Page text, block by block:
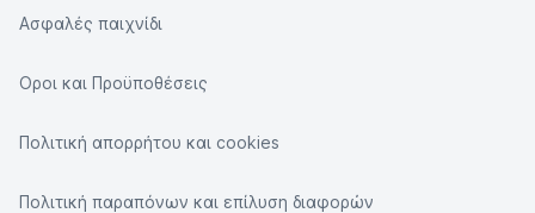
Ασφαλές παιχνίδι
Οροι και Προϋποθέσεις
Πολιτική απορρήτου και cookies
Πολιτική παραπόνων και επίλυση διαφορών